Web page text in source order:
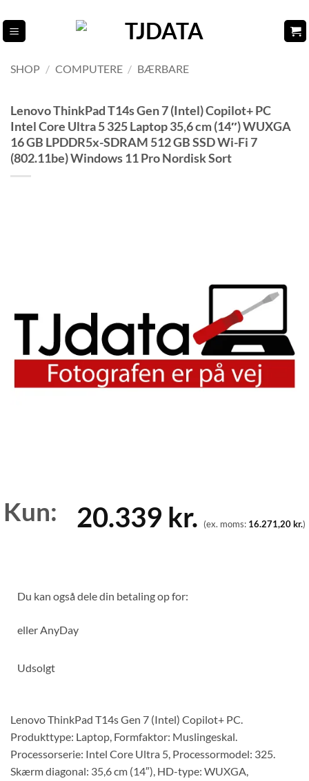
til
indhold
SHOP / COMPUTERE / BÆRBARE
Lenovo ThinkPad T14s Gen 7 (Intel) Copilot+ PC
Intel Core Ultra 5 325 Laptop 35,6 cm (14″) WUXGA
16 GB LPDDR5x-SDRAM 512 GB SSD Wi-Fi 7
(802.11be) Windows 11 Pro Nordisk Sort
Kun: 20.339 kr. (ex. moms: 16.271,20kr.)
Du kan også dele din betaling op for:
eller AnyDay
Udsolgt
Lenovo ThinkPad T14s Gen 7 (Intel) Copilot+ PC.
Produkttype: Laptop, Formfaktor: Muslingeskal.
Processorserie: Intel Core Ultra 5, Processormodel: 325.
Skærm diagonal: 35,6 cm (14″), HD-type: WUXGA,